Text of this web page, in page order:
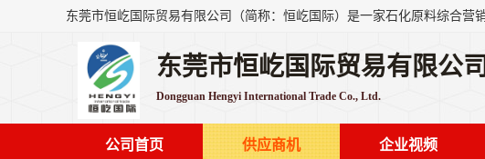
东莞市恒屹国际贸易有限公司
Dongguan Hengyi International Trade Co., Ltd.
公司首页 供应商机 企业视频